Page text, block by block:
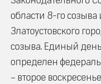
области 8-го созыва
Златоустовского
созыва. Единый
определен
– второе